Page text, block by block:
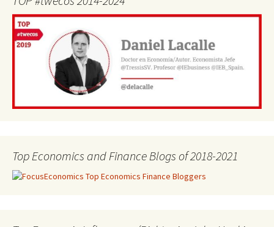
Top Economics and Finance Blogs of 2018-2021